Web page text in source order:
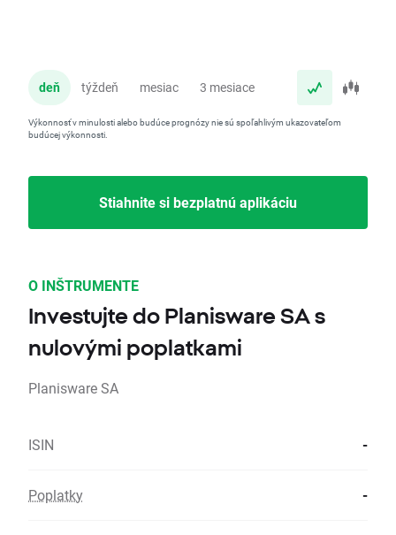
deň týždeň mesiac 3 mesiace
Výkonnosť v minulosti alebo budúce prognózy nie sú spoľahlivým ukazovateľom
budúcej výkonnosti.
Stiahnite si bezplatnú aplikáciu
O INŠTRUMENTE
Investujte do Planisware SA s
nulovými poplatkami
Planisware SA
ISIN -
Poplatky -